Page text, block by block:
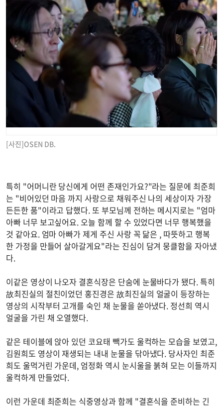
[사진]OSEN DB.
특히 "어머니란 당신에게 어떤 존재인가요?"라는 질문에 최준희
는 "비어있던 마음 까지 사랑으로 채워주신 나의 세상이자 가장
든든한 품"이라고 답했다. 또 부모님께 전하는 메시지로는 "엄마
아빠 너무 보고싶어요. 오늘 함께 할 수 있었다면 너무 행복했을
것 같아요. 엄마 아빠가 제게 주신 사랑 꼭 닮은 , 따뜻하고 행복
한 가정을 만들어 살아갈게요"라는 진심이 담겨 뭉클함을 자아냈
다.
이같은 영상이 나오자 결혼식장은 단숨에 눈물바다가 됐다. 특히
故최진실의 절친이었던 홍진경은 故최진실의 얼굴이 등장하는
영상의 시작부터 고개를 숙인 채 눈물을 쏟아냈다. 정선희 역시
얼굴을 가린 채 오열했다.
같은 테이블에 앉아 있던 코요태 빽가도 울컥하는 모습을 보였고,
김원희도 영상이 재생되는 내내 눈물을 닦아냈다. 당사자인 최준
희도 울먹거린 가운데, 엄정화 역시 눈시울을 붉혀 모는 이들까지
울컥하게 만들었다.
이런 가운데 최준희는 식중영상과 함께 "결혼식을 준비하는 긴